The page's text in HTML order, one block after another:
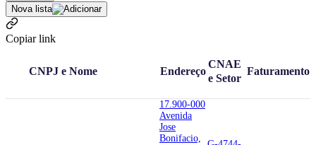
Nova lista
Copiar link
CNPJ e Nome Endereço
CNAE
e Setor
Faturamento
17.900-000
Avenida
Jose
Bonifacio,